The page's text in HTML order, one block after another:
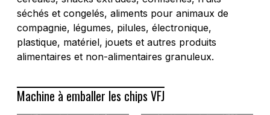
séchés et congelés, aliments pour animaux de
compagnie, légumes, pilules, électronique,
plastique, matériel, jouets et autres produits
alimentaires et non-alimentaires granuleux.
Machine à emballer les chips VFJ